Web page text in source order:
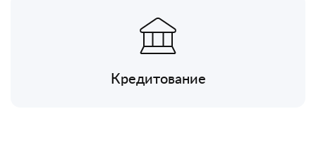
Кредитование